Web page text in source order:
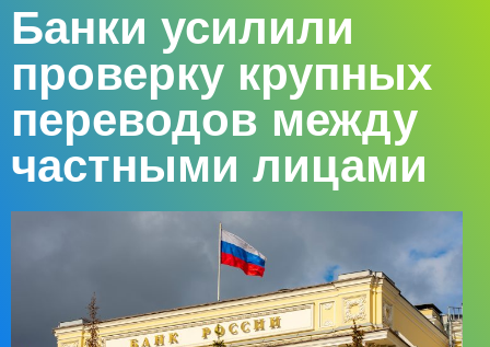
Банки усилили
проверку крупных
переводов между
частными лицами